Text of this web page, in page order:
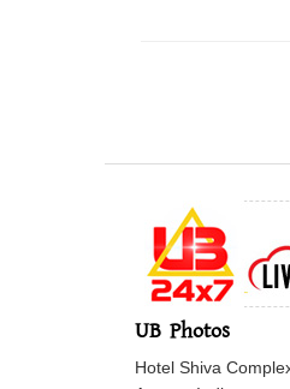
UB Photos
Hotel Shiva